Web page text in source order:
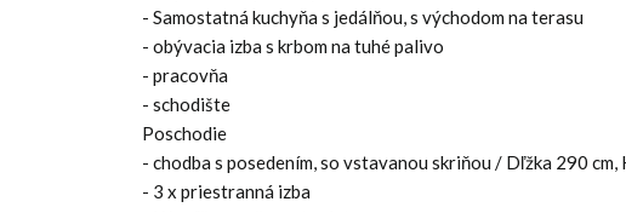
- Samostatná kuchyňa s jedálňou, s východom na terasu
- obývacia izba s krbom na tuhé palivo
- pracovňa
- schodište
Poschodie
- chodba s posedením, so vstavanou skriňou / Dľžka 290
- 3 x priestranná izba